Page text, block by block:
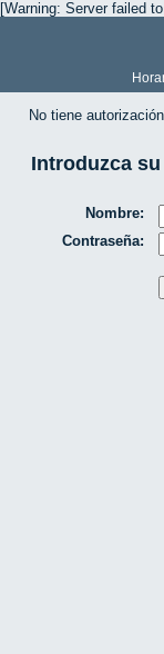
[Warning: Server failed
No tiene
Introduzca
Nombre:
Contraseña: